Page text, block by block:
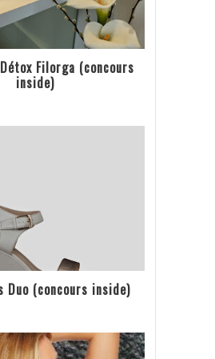
Filorga (concours
inside)
Duo (concours inside)